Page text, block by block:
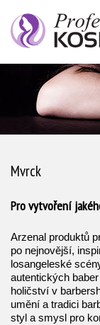
Mvrck
Pro vytvoření
Arzenal produktů
po nejnovější,
losangeleské
autentických
holičství v
umění a tradici
styl a smysl pro